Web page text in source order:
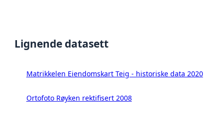
Lignende datasett
Matrikkelen Eiendomskart Teig - historiske data 2020
Ortofoto Røyken rektifisert 2008